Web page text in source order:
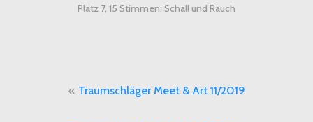
Platz 7, 15 Stimmen: Schall und Rauch
Beitragsnavigation
Traumschläger Meet & Art 11/2019